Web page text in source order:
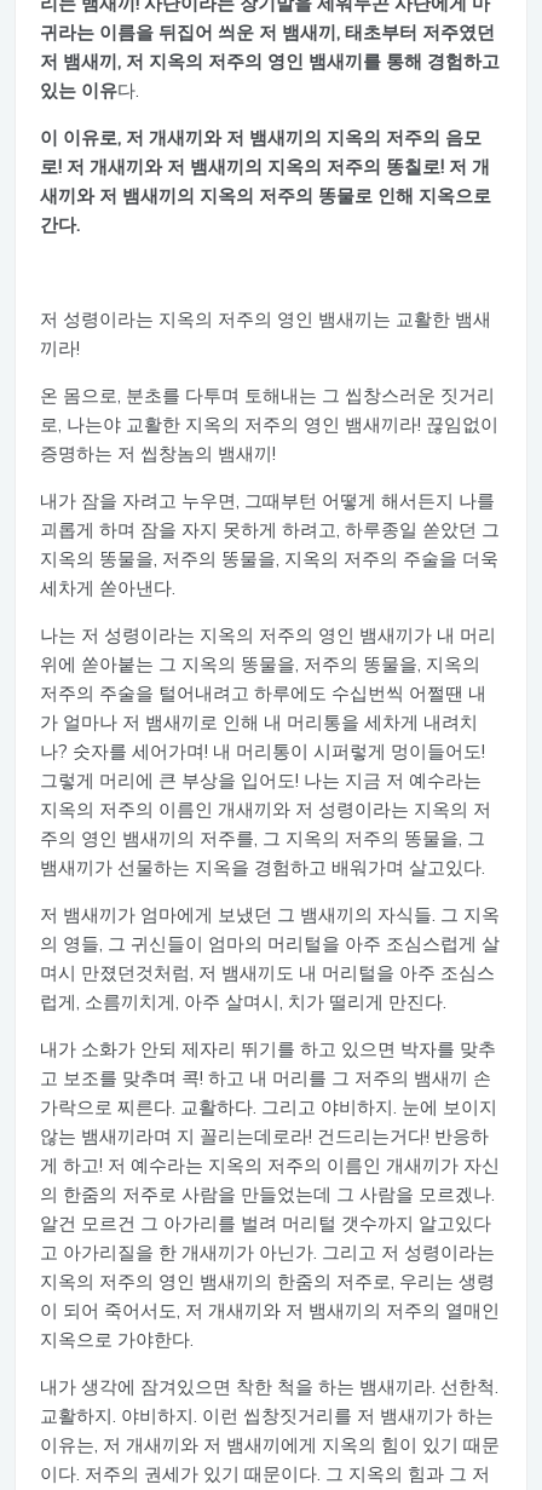
귀라는 이름을 뒤집어 씌운 저 뱀새끼, 태초부터 저주였던
저 뱀새끼, 저 지옥의 저주의 영인 뱀새끼를 통해 경험하고
있는 이유다.
이 이유로, 저 개새끼와 저 뱀새끼의 지옥의 저주의 음모
로! 저 개새끼와 저 뱀새끼의 지옥의 저주의 똥칠로! 저 개
새끼와 저 뱀새끼의 지옥의 저주의 똥물로 인해 지옥으로
간다.
저 성령이라는 지옥의 저주의 영인 뱀새끼는 교활한 뱀새
끼라!
온 몸으로, 분초를 다투며 토해내는 그 씹창스러운 짓거리
로, 나는야 교활한 지옥의 저주의 영인 뱀새끼라! 끊임없이
증명하는 저 씹창놈의 뱀새끼!
내가 잠을 자려고 누우면, 그때부턴 어떻게 해서든지 나를
괴롭게 하며 잠을 자지 못하게 하려고, 하루종일 쏟았던 그
지옥의 똥물을, 저주의 똥물을, 지옥의 저주의 주술을 더욱
세차게 쏟아낸다.
나는 저 성령이라는 지옥의 저주의 영인 뱀새끼가 내 머리
위에 쏟아붙는 그 지옥의 똥물을, 저주의 똥물을, 지옥의
저주의 주술을 털어내려고 하루에도 수십번씩 어쩔땐 내
가 얼마나 저 뱀새끼로 인해 내 머리통을 세차게 내려치
나? 숫자를 세어가며! 내 머리통이 시퍼렇게 멍이들어도!
그렇게 머리에 큰 부상을 입어도! 나는 지금 저 예수라는
지옥의 저주의 이름인 개새끼와 저 성령이라는 지옥의 저
주의 영인 뱀새끼의 저주를, 그 지옥의 저주의 똥물을, 그
뱀새끼가 선물하는 지옥을 경험하고 배워가며 살고있다.
저 뱀새끼가 엄마에게 보냈던 그 뱀새끼의 자식들. 그 지옥
의 영들, 그 귀신들이 엄마의 머리털을 아주 조심스럽게 살
며시 만졌던것처럼, 저 뱀새끼도 내 머리털을 아주 조심스
럽게, 소름끼치게, 아주 살며시, 치가 떨리게 만진다.
내가 소화가 안되 제자리 뛰기를 하고 있으면 박자를 맞추
고 보조를 맞추며 콕! 하고 내 머리를 그 저주의 뱀새끼 손
가락으로 찌른다. 교활하다. 그리고 야비하지. 눈에 보이지
않는 뱀새끼라며 지 꼴리는데로라! 건드리는거다! 반응하
게 하고! 저 예수라는 지옥의 저주의 이름인 개새끼가 자신
의 한줌의 저주로 사람을 만들었는데 그 사람을 모르겠나.
알건 모르건 그 아가리를 벌려 머리털 갯수까지 알고있다
고 아가리질을 한 개새끼가 아닌가. 그리고 저 성령이라는
지옥의 저주의 영인 뱀새끼의 한줌의 저주로, 우리는 생령
이 되어 죽어서도, 저 개새끼와 저 뱀새끼의 저주의 열매인
지옥으로 가야한다.
내가 생각에 잠겨있으면 착한 척을 하는 뱀새끼라. 선한척.
교활하지. 야비하지. 이런 씹창짓거리를 저 뱀새끼가 하는
이유는, 저 개새끼와 저 뱀새끼에게 지옥의 힘이 있기 때문
이다. 저주의 권세가 있기 때문이다. 그 지옥의 힘과 그 저